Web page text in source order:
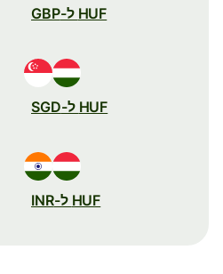
HUF ל-GBP
HUF ל-SGD
HUF ל-INR